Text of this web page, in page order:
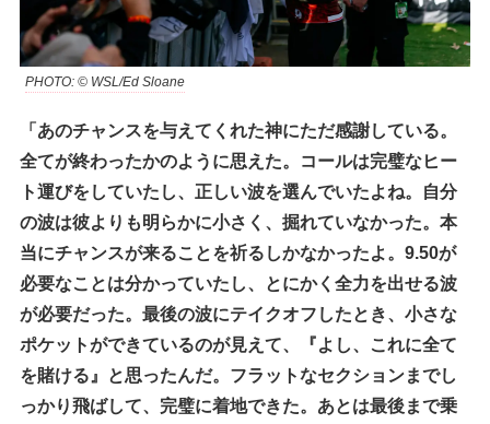
PHOTO: © WSL/Ed Sloane
「あのチャンスを与えてくれた神にただ感謝している。
全てが終わったかのように思えた。コールは完璧なヒー
ト運びをしていたし、正しい波を選んでいたよね。自分
の波は彼よりも明らかに小さく、掘れていなかった。本
当にチャンスが来ることを祈るしかなかったよ。9.50が
必要なことは分かっていたし、とにかく全力を出せる波
が必要だった。最後の波にテイクオフしたとき、小さな
ポケットができているのが見えて、『よし、これに全て
を賭ける』と思ったんだ。フラットなセクションまでし
っかり飛ばして、完璧に着地できた。あとは最後まで乗